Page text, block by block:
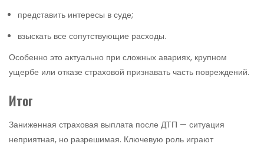
представить интересы в суде;
взыскать все сопутствующие расходы.
Особенно это актуально при сложных авариях, крупном
ущербе или отказе страховой признавать часть повреждений.
Итог
Заниженная страховая выплата после ДТП — ситуация
неприятная, но разрешимая. Ключевую роль играют